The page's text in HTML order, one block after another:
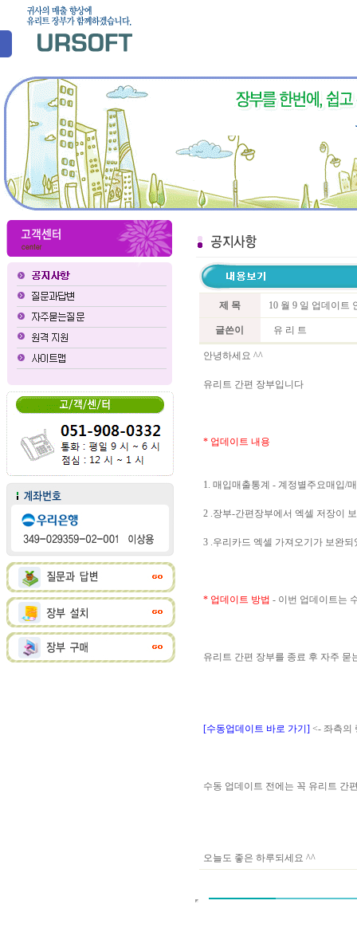
제 목 10 월 9 일 업데이트
글쓴이 유 리 트
안녕하세요 ^^
유리트 간편 장부입니다
* 업데이트 내용
1. 매입매출통계 - 계정별주요매입/
2 .장부-간편장부에서 엑셀 저장이
3 .우리카드 엑셀 가져오기가 보완되
* 업데이트 방법 - 이번 업데이트는
유리트 간편 장부를 종료 후 자주
[수동업데이트 바로 가기] <- 좌측의
수동 업데이트 전에는 꼭 유리트 간
오늘도 좋은 하루되세요 ^^